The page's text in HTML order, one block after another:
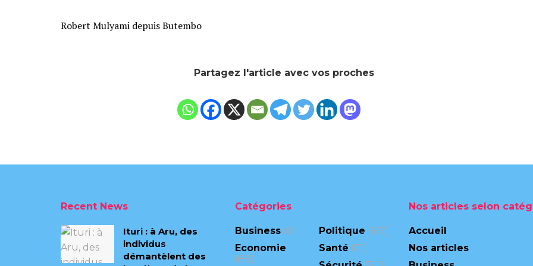
Robert Mulyami depuis Butembo
Partagez l'article avec vos proches
Recent News
Ituri : à Aru, des
individus
démantèlent des
Catégories
Business(9)
Economie
(88)
Politique (167)
Santé (71)
Nos articles selon
Accueil
Nos articles